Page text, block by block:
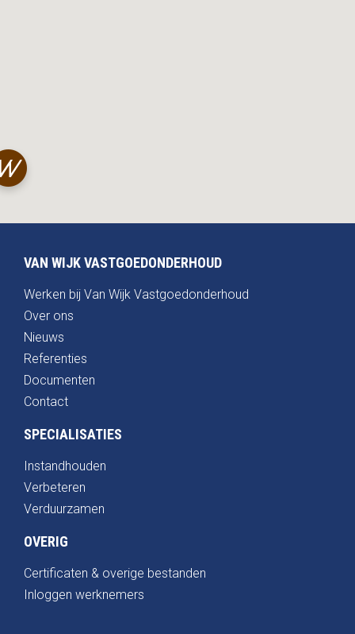
VAN WIJK VASTGOEDONDERHOUD
Werken bij Van Wijk Vastgoedonderhoud
Over ons
Nieuws
Referenties
Documenten
Contact
SPECIALISATIES
Instandhouden
Verbeteren
Verduurzamen
OVERIG
Certificaten & overige bestanden
Inloggen werknemers